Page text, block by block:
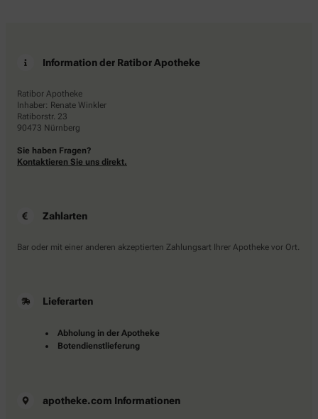
Information der Ratibor Apotheke
Ratibor Apotheke
Inhaber: Renate Winkler
Ratiborstr. 23
90473 Nürnberg
Sie haben Fragen?
Kontaktieren Sie uns direkt.
Zahlarten
Bar oder mit einer anderen akzeptierten Zahlungsart Ihrer Apotheke vor Ort.
Lieferarten
Abholung in der Apotheke
Botendienstlieferung
apotheke.com Informationen